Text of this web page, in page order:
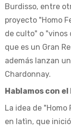
Burdisso, entre
proyecto "Homo
de culto" o "vinos
que es un Gran
además lanzan
Chardonnay.
Hablamos con
La idea de
en latìn, que